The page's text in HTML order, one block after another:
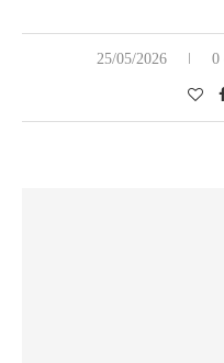
25/05/2026 0